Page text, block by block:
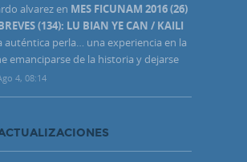
alvarez en MES FICUNAM 2016 (26)
(134): LU BIAN YE CAN / KAILI
auténtica perla… una experiencia en la
emanciparse de la historia y dejarse
4, 08:14